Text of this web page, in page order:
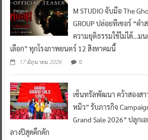
M STUDIO จับมือ The
GROUP ปล่อยทีเซอร์ “ค
ความยุติธรรมใช้ไม่ได้…ม
เลือก” ทุกโรงภาพยนตร์ 12 สิงหาคมนี้
17 มิถุนายน 2026 0
เซ็นทรัลพัฒนา คว้าสองส
หมิว” รับภารกิจ
Grand Sale 2026” ปลุก
ลางปีสุดคึกคัก